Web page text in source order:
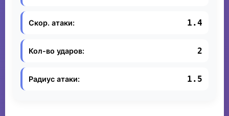
Скор. атаки: 1.4
Кол-во ударов: 2
Радиус атаки: 1.5